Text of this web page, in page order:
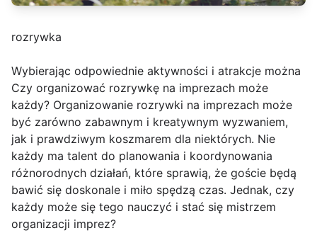
rozrywka
Wybierając odpowiednie aktywności i atrakcje można
Czy organizować rozrywkę na imprezach może
każdy? Organizowanie rozrywki na imprezach może
być zarówno zabawnym i kreatywnym wyzwaniem,
jak i prawdziwym koszmarem dla niektórych. Nie
każdy ma talent do planowania i koordynowania
różnorodnych działań, które sprawią, że goście będą
bawić się doskonale i miło spędzą czas. Jednak, czy
każdy może się tego nauczyć i stać się mistrzem
organizacji imprez?